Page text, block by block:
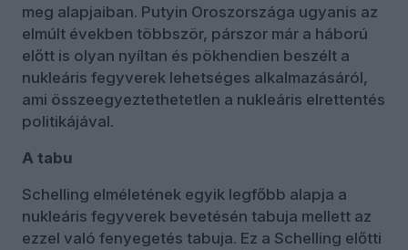
meg alapjaiban. Putyin Oroszországa ugyanis az
elmúlt években többször, párszor már a háború
előtt is olyan nyíltan és pökhendien beszélt a
nukleáris fegyverek lehetséges alkalmazásáról,
ami összeegyeztethetetlen a nukleáris elrettentés
politikájával.
A tabu
Schelling elméletének egyik legfőbb alapja a
nukleáris fegyverek bevetésén tabuja mellett az
ezzel való fenyegetés tabuja. Ez a Schelling előtti